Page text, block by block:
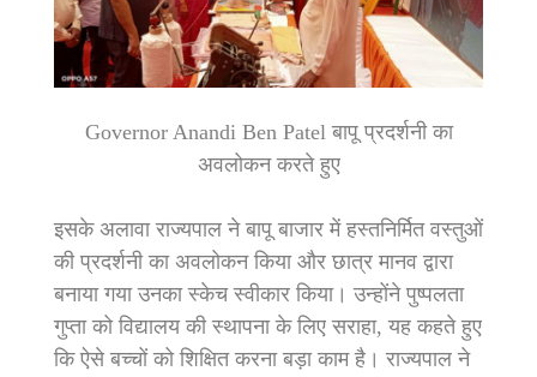
Governor Anandi Ben Patel बापू प्रदर्शनी का
अवलोकन करते हुए
इसके अलावा राज्यपाल ने बापू बाजार में हस्तनिर्मित वस्तुओं
की प्रदर्शनी का अवलोकन किया और छात्र मानव द्वारा
बनाया गया उनका स्केच स्वीकार किया। उन्होंने पुष्पलता
गुप्ता को विद्यालय की स्थापना के लिए सराहा, यह कहते हुए
कि ऐसे बच्चों को शिक्षित करना बड़ा काम है। राज्यपाल ने